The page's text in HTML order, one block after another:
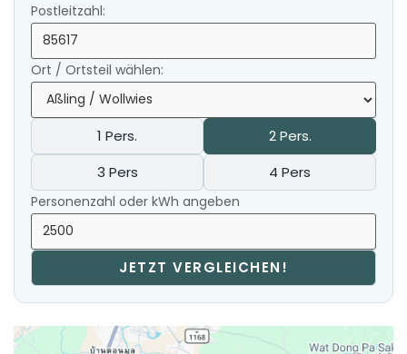
Postleitzahl:
Ort / Ortsteil wählen:
1 Pers.
2 Pers.
3 Pers
4 Pers
Personenzahl oder kWh angeben
JETZT VERGLEICHEN!